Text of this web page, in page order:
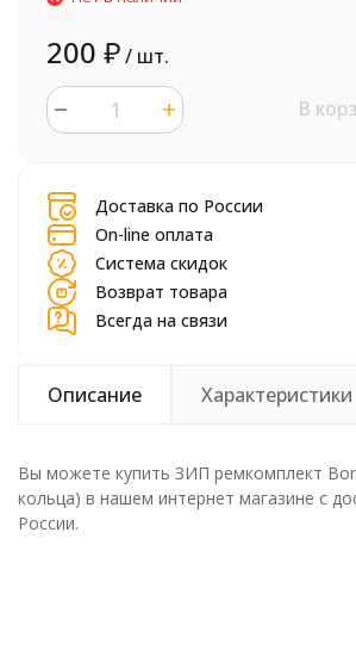
200 ₽/ шт.
В
Доставка по России
On-line оплата
Система скидок
Возврат товара
Всегда на связи
Описание Характеристики
Вы можете купить ЗИП ремкомплект
кольца) в нашем интернет магазине с
России.